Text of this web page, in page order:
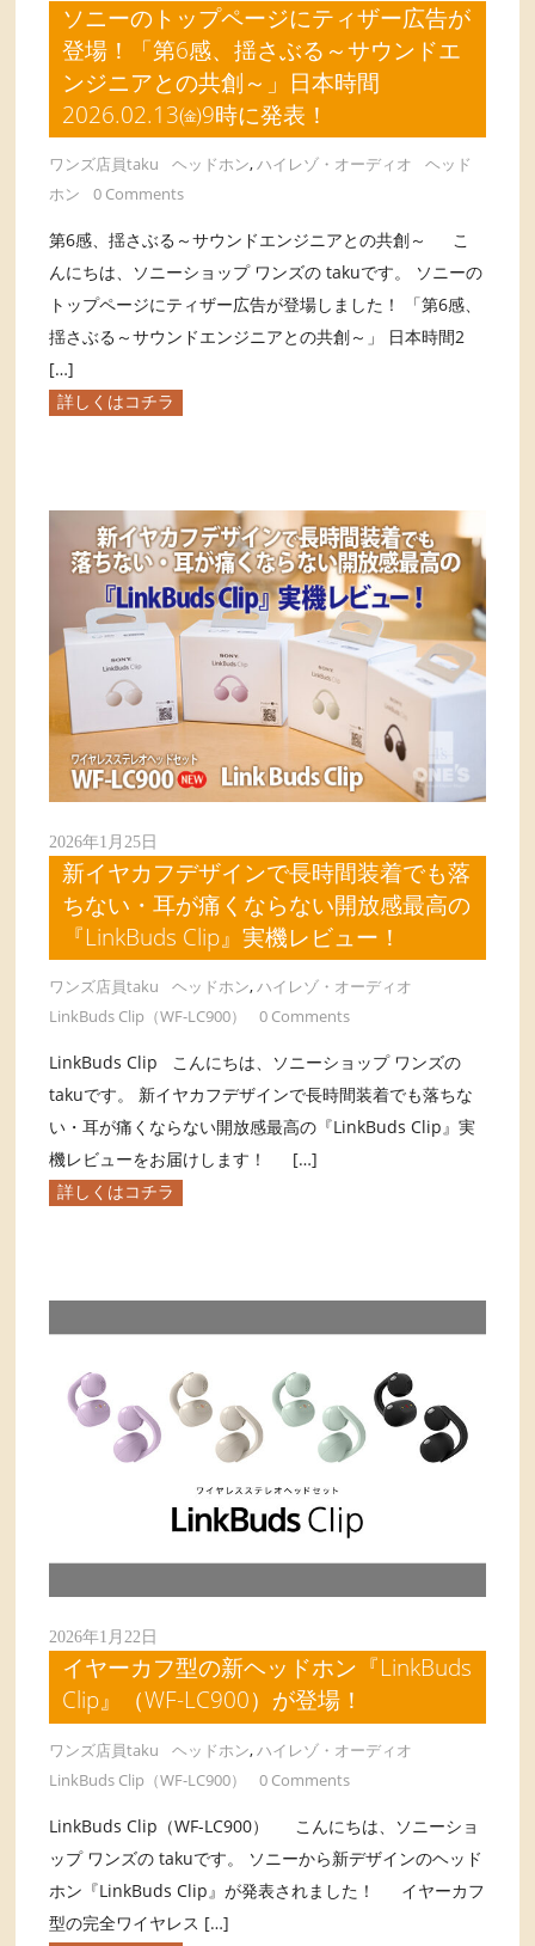
ソニーのトップページにティザー広告が
登場！「第6感、揺さぶる～サウンドエ
ンジニアとの共創～」日本時間
2026.02.13㈮9時に発表！
ワンズ店員taku ヘッドホン,ハイレゾ・オーディオ
ヘッド
ホン
0 Comments
第6感、揺さぶる～サウンドエンジニアとの共創～ こ
んにちは、ソニーショップ ワンズの takuです。 ソニーの
トップページにティザー広告が登場しました！ 「第6感、
揺さぶる～サウンドエンジニアとの共創～」 日本時間2
[…]
詳しくはコチラ
2026年1月25日
新イヤカフデザインで長時間装着でも落
ちない・耳が痛くならない開放感最高の
『LinkBuds Clip』実機レビュー！
ワンズ店員taku ヘッドホン,ハイレゾ・オーディオ
LinkBuds Clip（WF-LC900）
0 Comments
LinkBuds Clip こんにちは、ソニーショップ ワンズの
takuです。 新イヤカフデザインで長時間装着でも落ちな
い・耳が痛くならない開放感最高の『LinkBuds Clip』実
機レビューをお届けします！ […]
詳しくはコチラ
2026年1月22日
イヤーカフ型の新ヘッドホン『LinkBuds
Clip』（WF-LC900）が登場！
ワンズ店員taku ヘッドホン, ハイレゾ・オーディオ
LinkBuds Clip（WF-LC900）
0 Comments
LinkBuds Clip（WF-LC900） こんにちは、ソニーショ
ップ ワンズの takuです。 ソニーから新デザインのヘッド
ホン『LinkBuds Clip』が発表されました！ イヤーカフ
型の完全ワイヤレス […]